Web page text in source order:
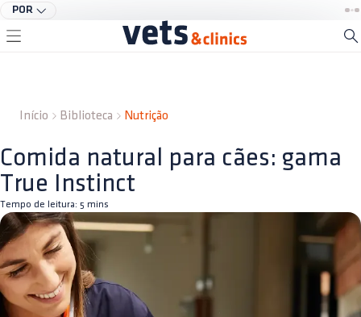
POR
Início Biblioteca Nutrição
Comida natural para cães: gama
True Instinct
Tempo de leitura: 5 mins